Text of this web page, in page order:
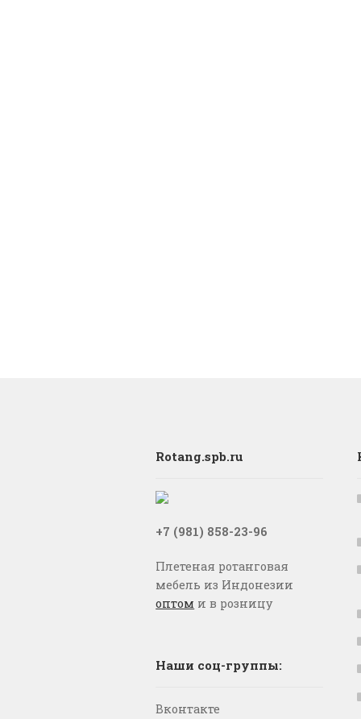
Rotang.spb.ru
+7 (981) 858-23-96
Плетеная ротанговая
мебель из Индонезии
оптом и в розницу
Наши соц-группы:
Вконтакте